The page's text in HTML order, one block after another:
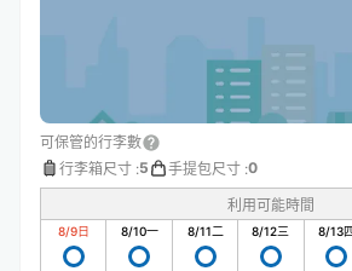
可保管的行李數
行李箱尺寸 :5 手提包尺寸 :0
利用可能時間
8/9日 8/10一 8/11二 8/12三 8/13